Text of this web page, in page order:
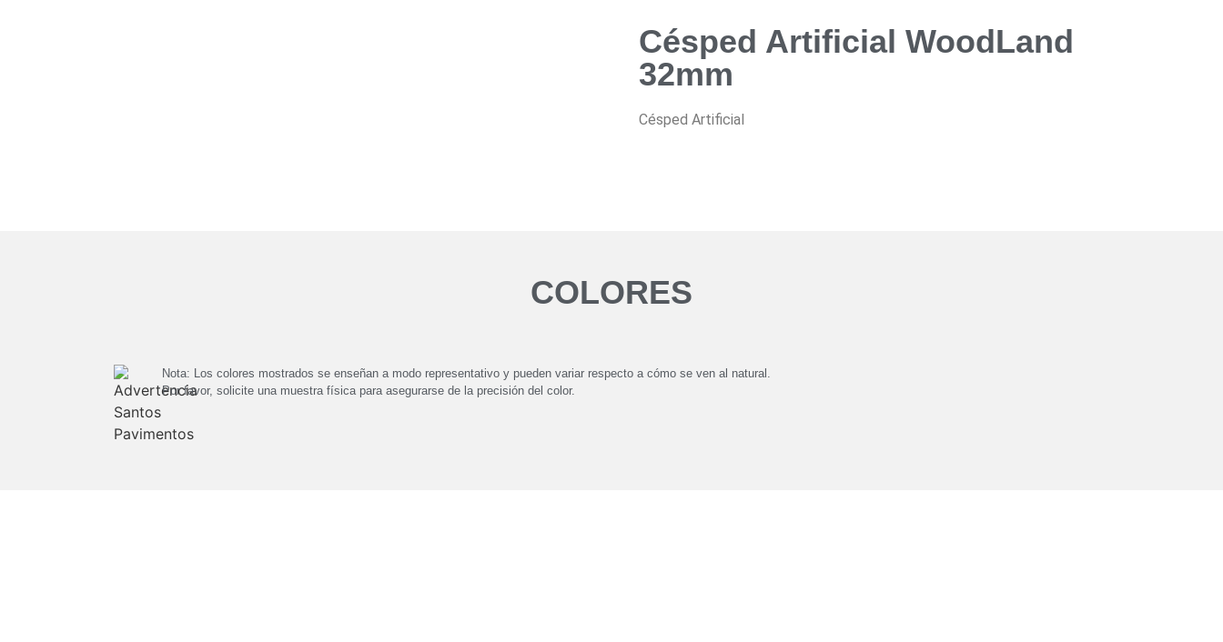
Césped Artificial WoodLand
32mm
Césped Artificial
COLORES
Nota: Los colores mostrados se enseñan a modo representativo y pueden variar respecto a cómo se ven al natural.
Por favor, solicite una muestra física para asegurarse de la precisión del color.